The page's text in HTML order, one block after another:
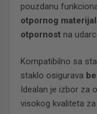
pouzdanu
otpornog
otpornost na
Kompatibilno sa
staklo osigurava
Idealan je izbor za
visokog kvaliteta